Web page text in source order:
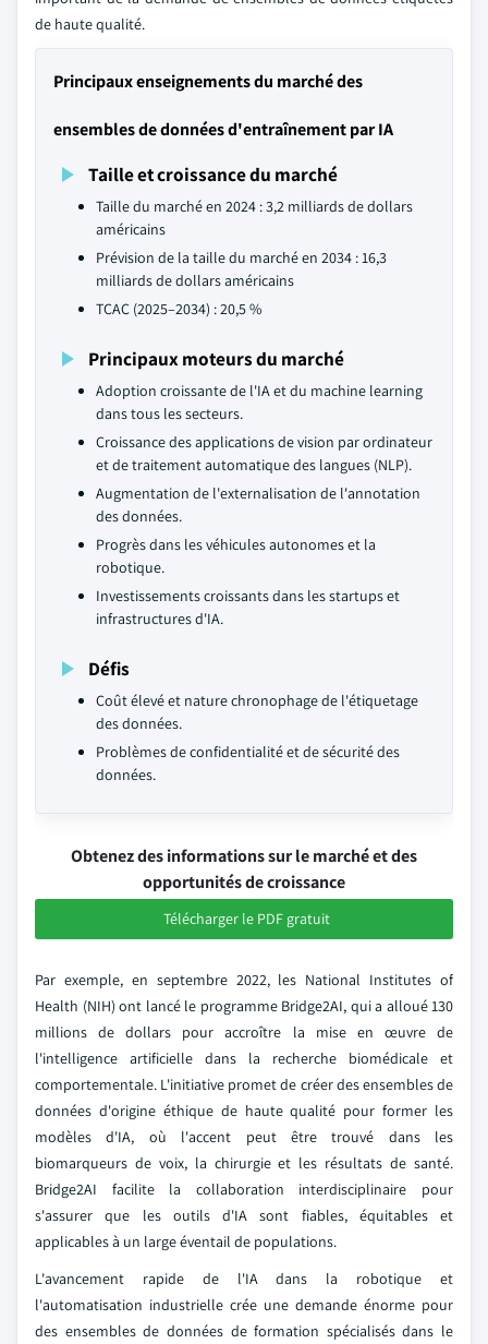
de haute qualité.
Principaux enseignements du marché des
ensembles de données d'entraînement par IA
Taille et croissance du marché
Taille du marché en 2024 : 3,2 milliards de dollars
américains
Prévision de la taille du marché en 2034 : 16,3
milliards de dollars américains
TCAC (2025–2034) : 20,5 %
Principaux moteurs du marché
Adoption croissante de l'IA et du machine learning
dans tous les secteurs.
Croissance des applications de vision par ordinateur
et de traitement automatique des langues (NLP).
Augmentation de l'externalisation de l'annotation
des données.
Progrès dans les véhicules autonomes et la
robotique.
Investissements croissants dans les startups et
infrastructures d'IA.
Défis
Coût élevé et nature chronophage de l'étiquetage
des données.
Problèmes de confidentialité et de sécurité des
données.
Obtenez des informations sur le marché et des
opportunités de croissance
Télécharger le PDF gratuit
Par exemple, en septembre 2022, les National Institutes of
Health (NIH) ont lancé le programme Bridge2AI, qui a alloué 130
millions de dollars pour accroître la mise en œuvre de
l'intelligence artificielle dans la recherche biomédicale et
comportementale. L'initiative promet de créer des ensembles de
données d'origine éthique de haute qualité pour former les
modèles d'IA, où l'accent peut être trouvé dans les
biomarqueurs de voix, la chirurgie et les résultats de santé.
Bridge2AI facilite la collaboration interdisciplinaire pour
s'assurer que les outils d'IA sont fiables, équitables et
applicables à un large éventail de populations.
L'avancement rapide de l'IA dans la robotique et
l'automatisation industrielle crée une demande énorme pour
des ensembles de données de formation spécialisés dans le